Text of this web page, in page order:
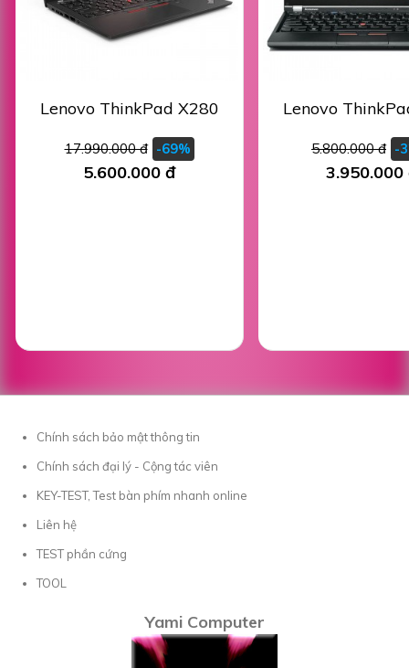
Lenovo ThinkPad X280
17.990.000 đ -69%
5.600.000 đ
Lenovo
5.800.000 đ -
3.950.000
Chính sách bảo mật thông tin
Chính sách đại lý - Cộng tác viên
KEY-TEST, Test bàn phím nhanh online
Liên hệ
TEST phần cứng
TOOL
Yami Computer